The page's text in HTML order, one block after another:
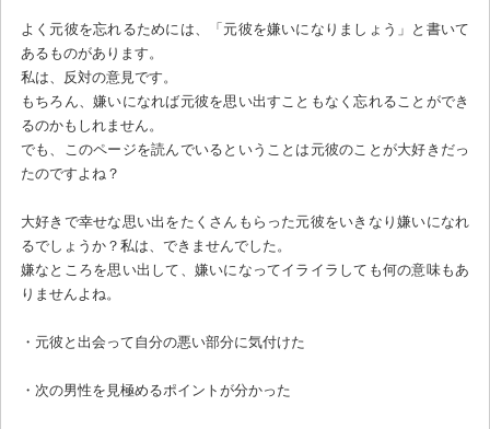
よく元彼を忘れるためには、「元彼を嫌いになりましょう」と書いて
あるものがあります。
私は、反対の意見です。
もちろん、嫌いになれば元彼を思い出すこともなく忘れることができ
るのかもしれません。
でも、このページを読んでいるということは元彼のことが大好きだっ
たのですよね？
大好きで幸せな思い出をたくさんもらった元彼をいきなり嫌いになれ
るでしょうか？私は、できませんでした。
嫌なところを思い出して、嫌いになってイライラしても何の意味もあ
りませんよね。
・元彼と出会って自分の悪い部分に気付けた
・次の男性を見極めるポイントが分かった